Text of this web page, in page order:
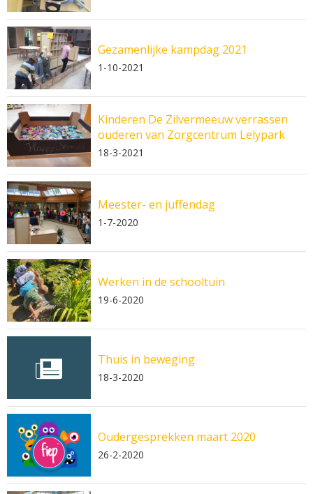
Gezamenlijke kampdag 2021
1-10-2021
Kinderen De Zilvermeeuw verrassen
ouderen van Zorgcentrum Lelypark
18-3-2021
Meester- en juffendag
1-7-2020
Werken in de schooltuin
19-6-2020
Thuis in beweging
18-3-2020
Oudergesprekken maart 2020
26-2-2020